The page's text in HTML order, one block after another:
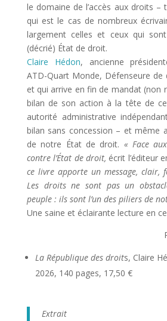
le domaine de l’accès aux droits –
qui est le cas de nombreux
largement celles et ceux qui
(décrié) État de droit.
Claire Hédon, ancienne
ATD-Quart Monde, Défenseure de
et qui arrive en fin de mandat (non
bilan de son action à la tête de
autorité administrative
bilan sans concession – et même
de notre État de droit. « Face
contre l’État de droit, écrit l’éditeur
ce livre apporte un message, clair,
Les droits ne sont pas un
peuple : ils sont l’un des piliers de
Une saine et éclairante lecture en
La République des droits, Claire
2026, 140 pages, 17,50 €
Extrait